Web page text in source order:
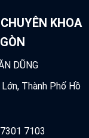
KHOA
DŨNG
Thành Phố Hồ
7103